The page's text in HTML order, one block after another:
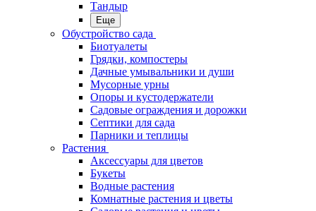
Тандыр
Еще
Обустройство сада
Биотуалеты
Грядки, компостеры
Дачные умывальники и души
Мусорные урны
Опоры и кустодержатели
Садовые ограждения и дорожки
Септики для сада
Парники и теплицы
Растения
Аксессуары для цветов
Букеты
Водные растения
Комнатные растения и цветы